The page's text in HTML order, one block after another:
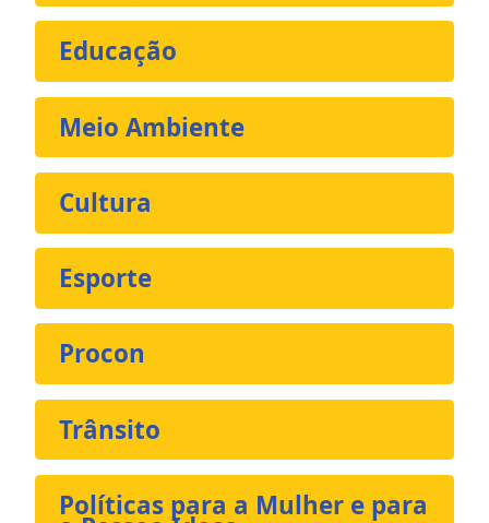
Educação
Meio Ambiente
Cultura
Esporte
Procon
Trânsito
Políticas para a Mulher e para